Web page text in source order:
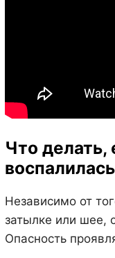
Что делать,
воспалилась
Независимо от
затылке или шее,
Опасность